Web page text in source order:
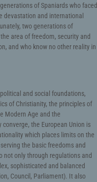
of Spaniards who faced
devastation and international
two generations of
area of freedom, security and
and who know no other reality in
and social foundations,
of Christianity, the principles of
Modern Age and the
the European Union is
which places limits on the
the basic freedoms and
not only through regulations and
sophisticated and balanced
Council, Parliament). It also